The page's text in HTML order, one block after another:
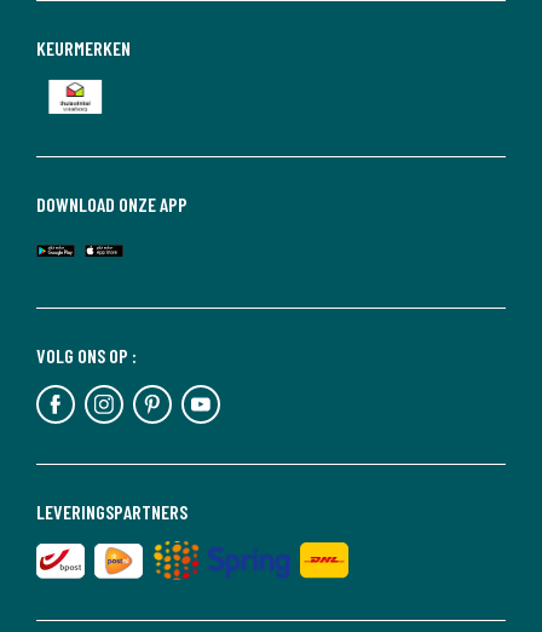
LEVERINGSPARTNERS
VOLG ONS OP :
DOWNLOAD ONZE APP
KEURMERKEN